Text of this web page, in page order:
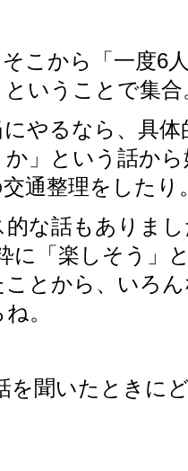
こから「一度6
いうことで集合
やるなら、具
」という話か
通整理をしたり
な話もありま
に「楽しそう」
とから、いろ
。
を聞いたときに